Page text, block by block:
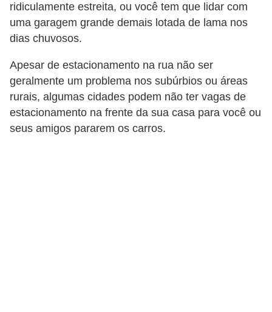
ridiculamente estreita, ou você tem que lidar com
uma garagem grande demais lotada de lama nos
dias chuvosos.
Apesar de estacionamento na rua não ser
geralmente um problema nos subúrbios ou áreas
rurais, algumas cidades podem não ter vagas de
estacionamento na frente da sua casa para você ou
seus amigos pararem os carros.